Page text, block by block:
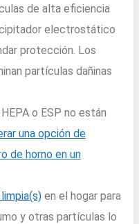
de alta eficiencia
electrostático
protección. Los
partículas dañinas
o ESP no están
una opción de
de horno en un
en el hogar para
y otras partículas lo